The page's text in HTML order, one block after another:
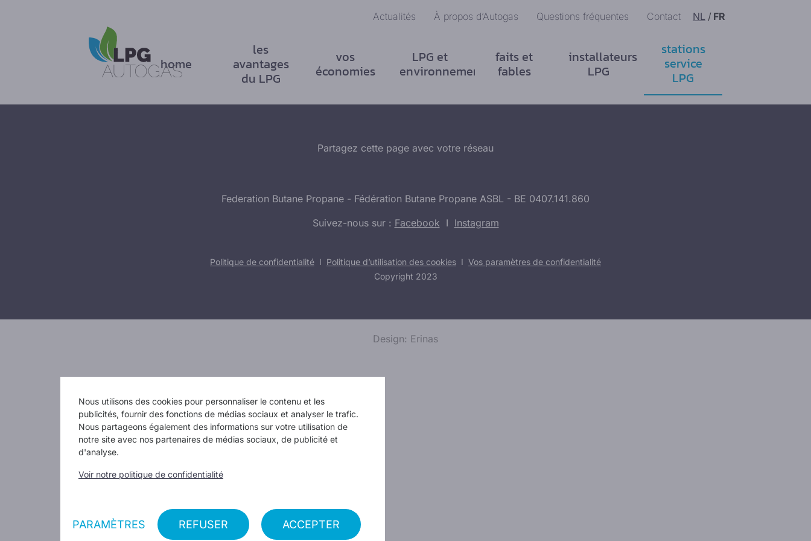
Actualités À propos d’Autogas Questions fréquentes Contact NL / FR
home
les
avantages
du LPG
vos
économies
LPG et
environnement
faits et
fables
installateurs
LPG
stations
service
LPG
Partagez cette page avec votre réseau
Federation Butane Propane - Fédération Butane Propane ASBL - BE 0407.141.860
Suivez-nous sur : Facebook I Instagram
Politique de confidentialité I Politique d’utilisation des cookies I Vos paramètres de confidentialité
Copyright 2023
Design: Erinas
Nous utilisons des cookies pour personnaliser le contenu et les
publicités, fournir des fonctions de médias sociaux et analyser le trafic.
Nous partageons également des informations sur votre utilisation de
notre site avec nos partenaires de médias sociaux, de publicité et
d'analyse.
Voir notre politique de confidentialité
PARAMÈTRES REFUSER ACCEPTER